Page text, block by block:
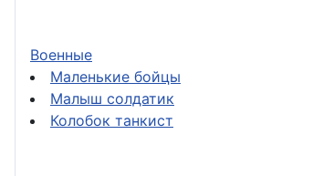
Военные
Маленькие бойцы
Малыш солдатик
Колобок танкист